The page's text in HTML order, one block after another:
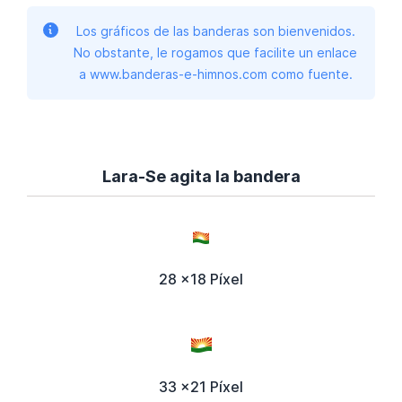
Los gráficos de las banderas son bienvenidos.
No obstante, le rogamos que facilite un enlace
a www.banderas-e-himnos.com como fuente.
Lara-Se agita la bandera
28 x18 Píxel
33 x21 Píxel